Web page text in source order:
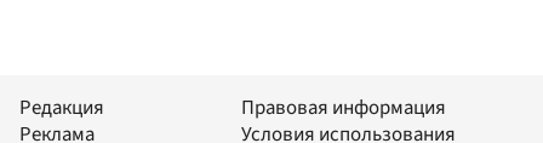
Редакция
Реклама
Правовая информация
Условия использования